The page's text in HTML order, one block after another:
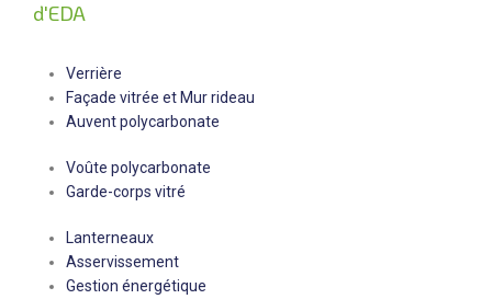
d'EDA
Verrière
Façade vitrée et Mur rideau
Auvent polycarbonate
Voûte polycarbonate
Garde-corps vitré
Lanterneaux
Asservissement
Gestion énergétique